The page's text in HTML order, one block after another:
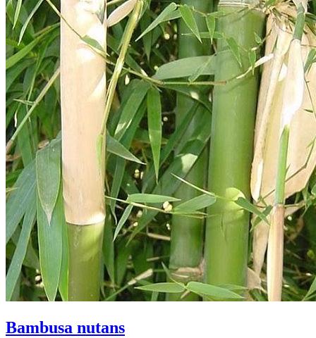
Bambusa nutans